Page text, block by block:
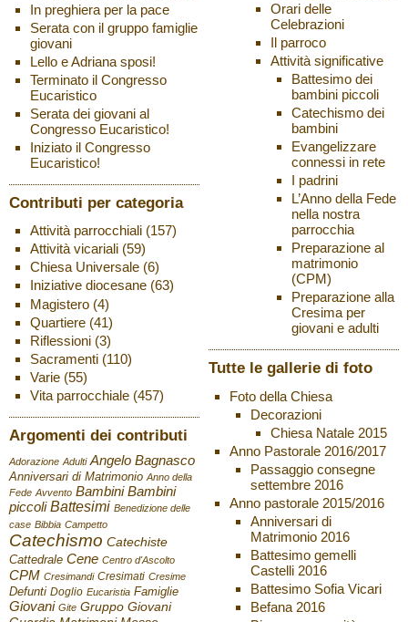
In preghiera per la pace
Serata con il gruppo famiglie
giovani
Lello e Adriana sposi!
Terminato il Congresso
Eucaristico
Serata dei giovani al
Congresso Eucaristico!
Iniziato il Congresso
Eucaristico!
Contributi per categoria
Attività parrocchiali(157)
Attività vicariali(59)
Chiesa Universale(6)
Iniziative diocesane(63)
Magistero(4)
Quartiere(41)
Riflessioni(3)
Sacramenti(110)
Varie(55)
Vita parrocchiale(457)
Argomenti dei contributi
Adorazione Adulti Angelo Bagnasco
Anniversari di Matrimonio Anno della
Fede Avvento Bambini Bambini
piccoli Battesimi Benedizione delle
case Bibbia Campetto
Catechismo Catechiste
Cattedrale Cene Centro d'Ascolto
CPM Cresimandi Cresimati Cresime
Defunti Doglio Eucaristia Famiglie
Giovani Gite Gruppo Giovani
Orari delle
Celebrazioni
Il parroco
Attività significative
Battesimo dei
bambini piccoli
Catechismo dei
bambini
Evangelizzare
connessi in rete
I padrini
L’Anno della Fede
nella nostra
parrocchia
Preparazione al
matrimonio
(CPM)
Preparazione alla
Cresima per
giovani e adulti
Tutte le gallerie di foto
Foto della Chiesa
Decorazioni
Chiesa Natale 2015
Anno Pastorale 2016/2017
Passaggio consegne
settembre 2016
Anno pastorale 2015/2016
Anniversari di
Matrimonio 2016
Battesimo gemelli
Castelli 2016
Battesimo Sofia Vicari
Befana 2016